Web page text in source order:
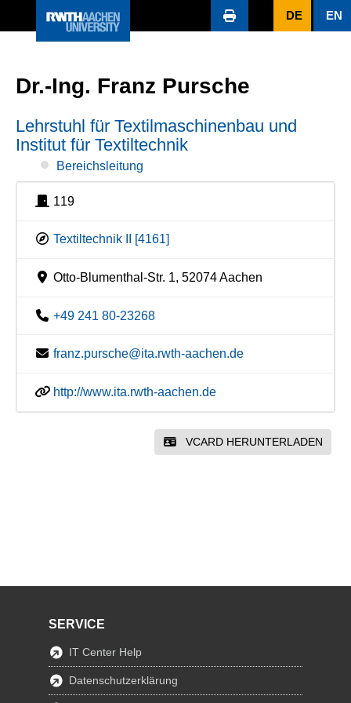
DE EN
Dr.-Ing. Franz Pursche
Lehrstuhl für Textilmaschinenbau und
Institut für Textiltechnik
Bereichsleitung
119
Textiltechnik II [4161]
Otto-Blumenthal-Str. 1, 52074 Aachen
+49 241 80-23268
franz.pursche@ita.rwth-aachen.de
http://www.ita.rwth-aachen.de
VCARD HERUNTERLADEN
SERVICE
IT Center Help
Datenschutzerklärung